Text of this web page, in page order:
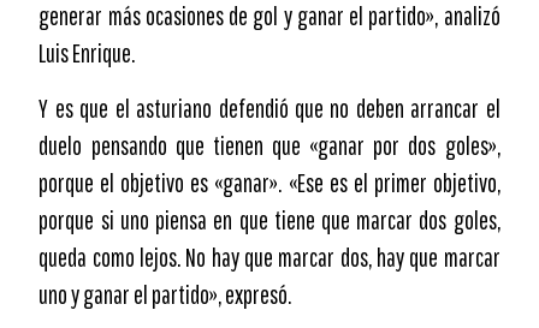
generar más ocasiones de gol y ganar el partido», analizó
Luis Enrique.
Y es que el asturiano defendió que no deben arrancar el
duelo pensando que tienen que «ganar por dos goles»,
porque el objetivo es «ganar». «Ese es el primer objetivo,
porque si uno piensa en que tiene que marcar dos goles,
queda como lejos. No hay que marcar dos, hay que marcar
uno y ganar el partido», expresó.